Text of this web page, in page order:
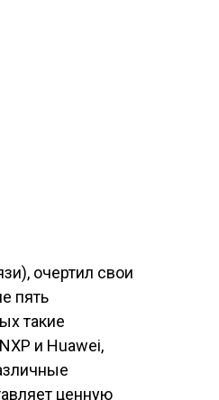
очертил свои
пять
такие
и Huawei,
ценную